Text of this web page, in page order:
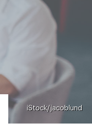
iStock/jacoblund